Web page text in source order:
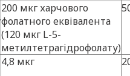
200 мкг харчового
фолатного еквівалента
(120 мкг L-5-
метилтетрагідрофолату)
4,8 мкг